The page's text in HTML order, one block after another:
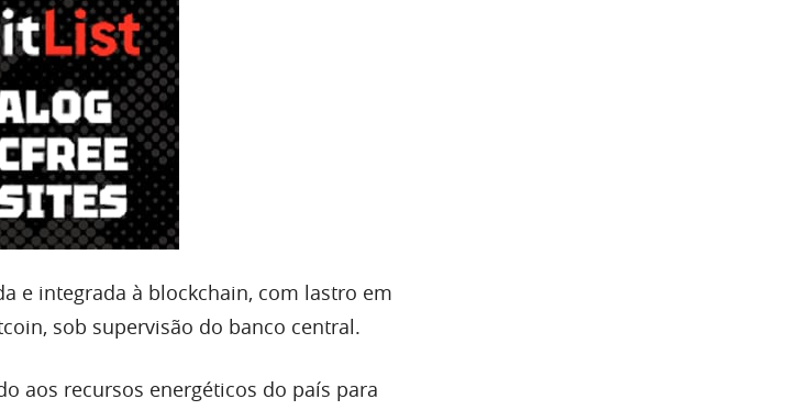
e integrada à blockchain, com lastro em
sob supervisão do banco central.
aos recursos energéticos do país para